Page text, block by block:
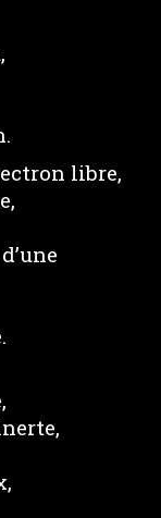
libre,